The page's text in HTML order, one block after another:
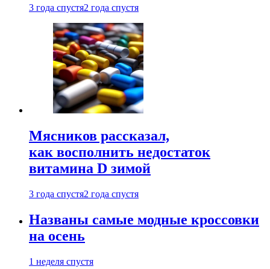
3 года спустя2 года спустя
Мясников рассказал,
как восполнить недостаток
витамина D зимой
3 года спустя2 года спустя
Названы самые модные кроссовки
на осень
1 неделя спустя